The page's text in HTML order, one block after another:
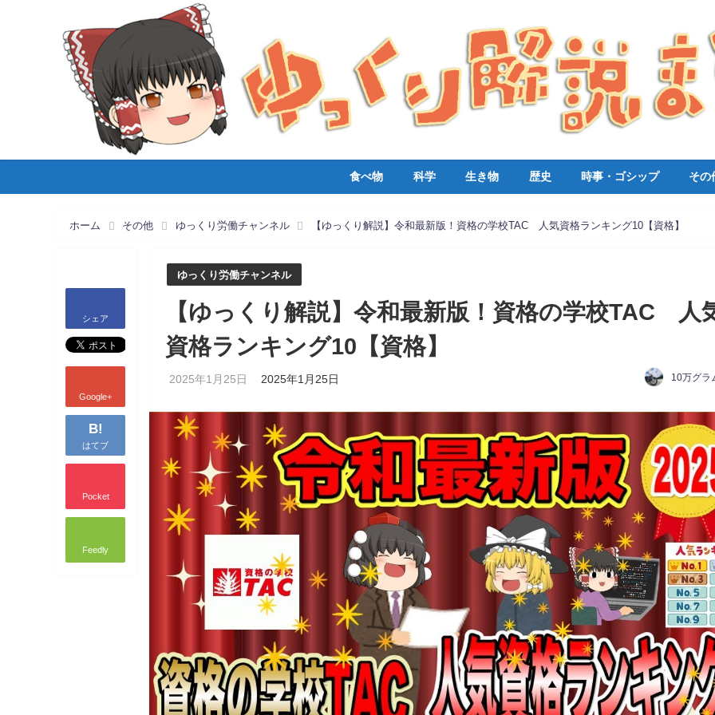
食べ物 科学 生き物 歴史 時事・ゴシップ その
ホーム その他 ゆっくり労働チャンネル 【ゆっくり解説】令和最新版！資格の学校TAC 人気資格ランキング10【資格】
シェア
Google+
B!
はてブ
Pocket
Feedly
ゆっくり労働チャンネル
【ゆっくり解説】令和最新版！資格の学校TAC 人
資格ランキング10【資格】
2025年1月25日 2025年1月25日 10万グラ